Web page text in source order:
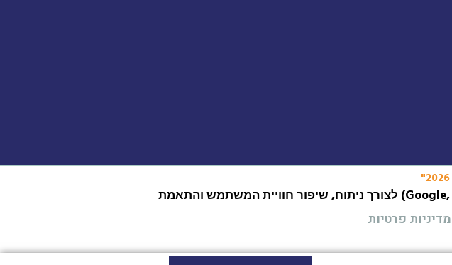
האתר עושה שימוש בעוגיות (Cookies) ובפיקסלים של צדדים שלישיים (Google, Facebook, Microsoft) לצורך ניתוח, שיפור חוויית המשתמש והתאמת
מדיניות פרטיות